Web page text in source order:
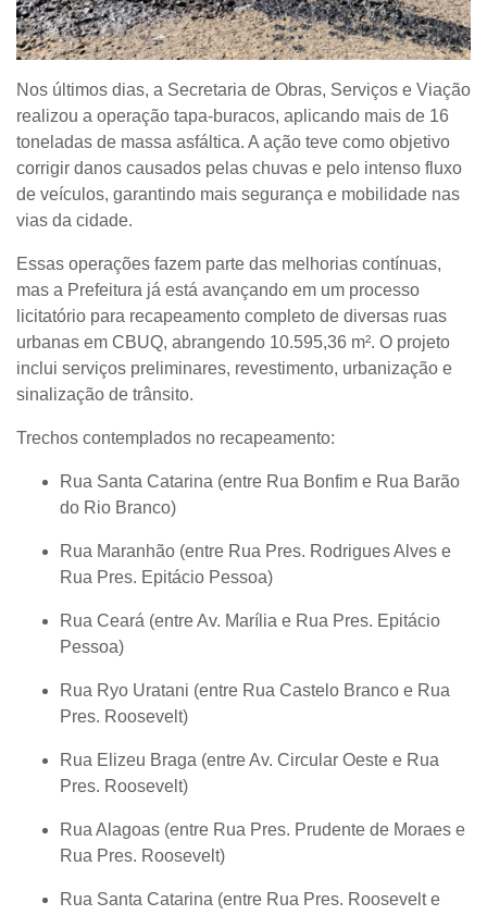
Nos últimos dias, a Secretaria de Obras, Serviços e Viação
realizou a operação tapa-buracos, aplicando mais de 16
toneladas de massa asfáltica. A ação teve como objetivo
corrigir danos causados pelas chuvas e pelo intenso fluxo
de veículos, garantindo mais segurança e mobilidade nas
vias da cidade.
Essas operações fazem parte das melhorias contínuas,
mas a Prefeitura já está avançando em um processo
licitatório para recapeamento completo de diversas ruas
urbanas em CBUQ, abrangendo 10.595,36 m². O projeto
inclui serviços preliminares, revestimento, urbanização e
sinalização de trânsito.
Trechos contemplados no recapeamento:
Rua Santa Catarina (entre Rua Bonfim e Rua Barão
do Rio Branco)
Rua Maranhão (entre Rua Pres. Rodrigues Alves e
Rua Pres. Epitácio Pessoa)
Rua Ceará (entre Av. Marília e Rua Pres. Epitácio
Pessoa)
Rua Ryo Uratani (entre Rua Castelo Branco e Rua
Pres. Roosevelt)
Rua Elizeu Braga (entre Av. Circular Oeste e Rua
Pres. Roosevelt)
Rua Alagoas (entre Rua Pres. Prudente de Moraes e
Rua Pres. Roosevelt)
Rua Santa Catarina (entre Rua Pres. Roosevelt e